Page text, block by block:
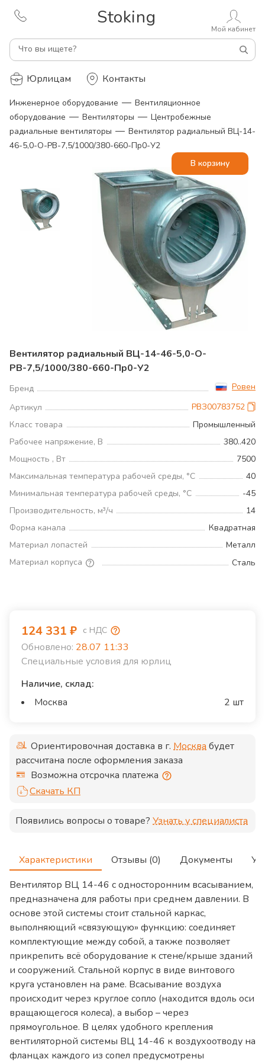
Stoking
Что вы ищете?
Мой кабинет
Юрлицам Контакты
Инженерное оборудование — Вентиляционное
оборудование — Вентиляторы — Центробежные
радиальные вентиляторы — Вентилятор радиальный ВЦ-14-
46-5,0-О-РВ-7,5/1000/380-660-Пр0-У2
Вентилятор радиальный ВЦ-14-46-5,0-О-
РВ-7,5/1000/380-660-Пр0-У2
Бренд
Ровен
Артикул
РВЗ00783752
Класс товара
Промышленный
Рабочее напряжение, В
380..420
Мощность , Вт
7500
Максимальная температура рабочей среды, °С
40
Минимальная температура рабочей среды, °С
-45
Производительность, м³/ч
14
Форма канала
Квадратная
Материал лопастей
Металл
Материал корпуса
Сталь
124 331 ₽ с НДС
Обновлено: 28.07 11:33
Специальные условия для юрлиц
Наличие, склад:
Москва
2 шт
В корзину
Ориентировочная доставка в г. Москвабудет
рассчитана после оформления заказа
Возможна отсрочка платежа
Скачать КП
Появились вопросы о товаре? Узнать у специалиста
Характеристики Отзывы (0) Документы
Вентилятор ВЦ 14-46 с односторонним всасыванием,
предназначена для работы при среднем давлении. В
основе этой системы стоит стальной каркас,
выполняющий «связующую» функцию: соединяет
комплектующие между собой, а также позволяет
прикрепить всё оборудование к стене/крыше зданий
и сооружений. Стальной корпус в виде винтового
круга установлен на раме. Всасывание воздуха
происходит через круглое сопло (находится вдоль оси
вращающегося колеса), а выбор – через
прямоугольное. В целях удобного крепления
вентиляторной системы ВЦ 14-46 к воздухоотводу на
фланцах каждого из сопел предусмотрены